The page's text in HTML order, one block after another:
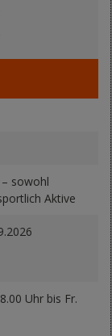
– sowohl
Aktive
Uhr bis Fr.